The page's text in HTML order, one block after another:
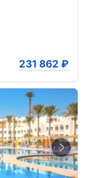
231 862 ₽